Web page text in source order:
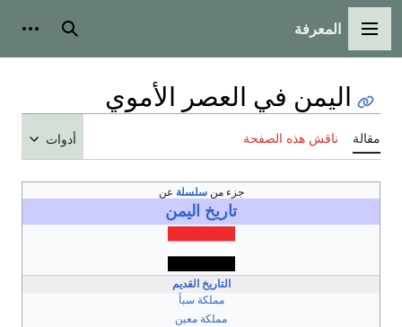
القائمة الرئيسية
المعرفة بحث
اليمن في العصر الأموي
مقالة ناقش هذه الصفحة أدوات
جزء منسلسلة عن
تاريخ اليمن
التاريخ القديم
مملكة سبأ
مملكة معين